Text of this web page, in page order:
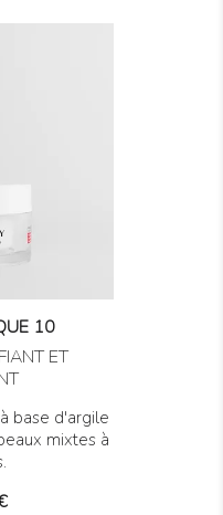
10
ET
base d'argile
mixtes à